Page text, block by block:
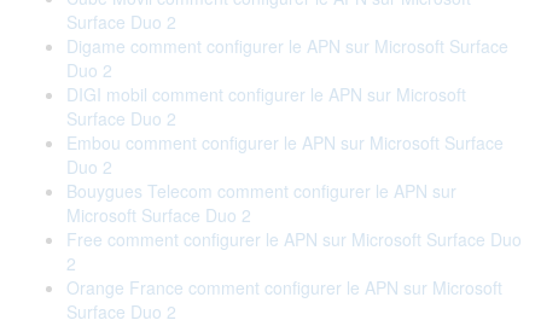
Surface Duo 2
Digame comment configurer le APN sur Microsoft Surface
Duo 2
DIGI mobil comment configurer le APN sur Microsoft
Surface Duo 2
Embou comment configurer le APN sur Microsoft Surface
Duo 2
Bouygues Telecom comment configurer le APN sur
Microsoft Surface Duo 2
Free comment configurer le APN sur Microsoft Surface Duo
2
Orange France comment configurer le APN sur Microsoft
Surface Duo 2